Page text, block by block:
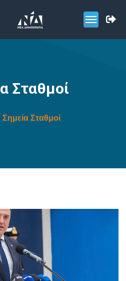
Σταθμοί
Σημεία Σταθμοί